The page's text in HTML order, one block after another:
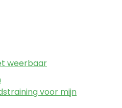
weerbaar
voor mijn